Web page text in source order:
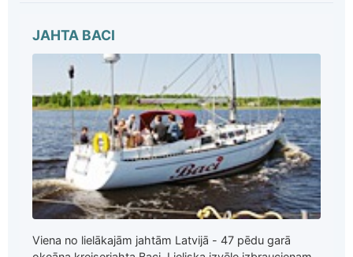
JAHTA BACI
Viena no lielākajām jahtām Latvijā - 47 pēdu garā